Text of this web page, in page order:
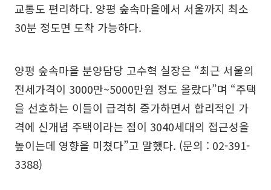
교통도 편리하다. 양평 숲속마을에서 서울까지 최소
30분 정도면 도착 가능하다.
양평 숲속마을 분양담당 고수혁 실장은 “최근 서울의
전세가격이 3000만~5000만원 정도 올랐다”며 “주택
을 선호하는 이들이 급격히 증가하면서 합리적인 가
격에 신개념 주택이라는 점이 3040세대의 접근성을
높이는데 영향을 미쳤다”고 말했다. (문의 : 02-391-
3388)